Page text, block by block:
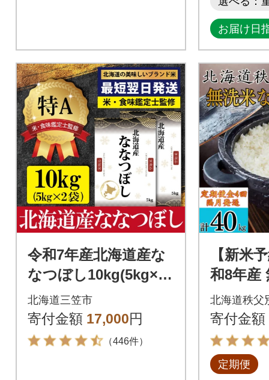
お届け日
令和7年産北海道産な
なつぼし10kg(5kg×2)
【特Aランク】最短翌
日発送【1606018】
北海道三笠市
寄付金額 17,000円
（446件）
【新米
和8年産
ぼし定
発送)【
北海道秩父
寄付金額
定期便